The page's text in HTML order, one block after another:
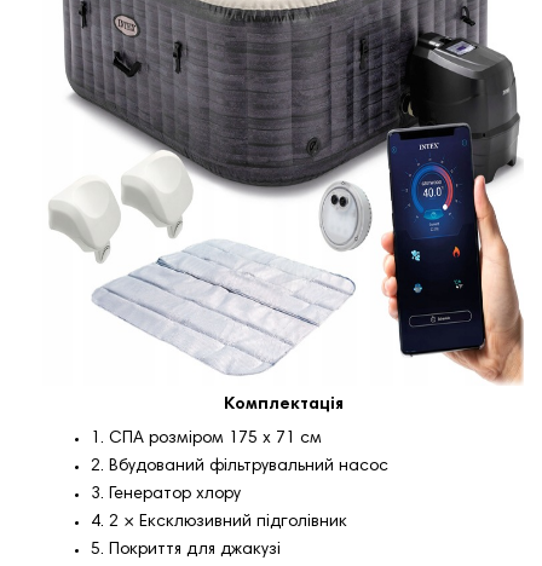
Комплектація
1. СПА розміром 175 х 71 см
2. Вбудований фільтрувальний насос
3. Генератор хлору
4. 2 × Ексклюзивний підголівник
5. Покриття для джакузі